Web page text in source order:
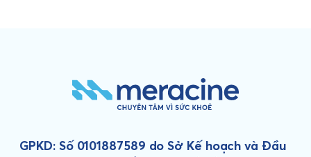
GPKD: Số 0101887589 do Sở Kế hoạch và Đầu